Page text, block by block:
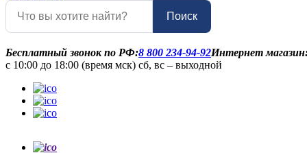
Бесплатный звонок по РФ:8 800 234-94-92Интернет
с 10:00 до 18:00 (время мск) сб, вс – выходной
Поиск